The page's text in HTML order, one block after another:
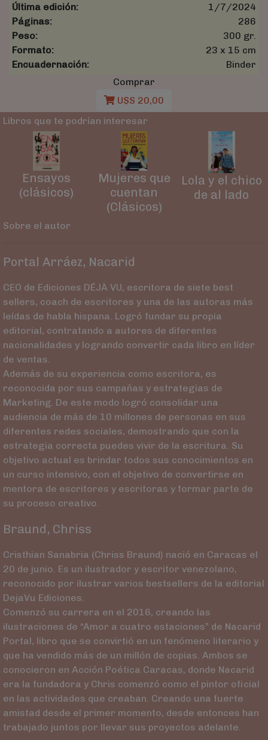
Última edición:
1/7/2024
Páginas:
286
Peso:
300 gr.
Formato:
23 x 15 cm
Encuadernación:
Binder
Comprar
U$S 20,00
Libros que te podrían interesar
Ensayos
(clásicos)
Mujeres que
cuentan
(Clásicos)
Lola y el chico
de al lado
Sobre el autor
Portal Arráez, Nacarid
CEO de Ediciones DÉJÀ VU, escritora de siete best
sellers, coach de escritores y una de las autoras más
leídas de habla hispana. Logró fundar su propia
editorial, contratando a autores de diferentes
nacionalidades y logrando convertir cada libro en líder
de ventas.
Además de su experiencia como escritora, es
reconocida por sus campañas y estrategias de
Marketing. De este modo logró consolidar una
audiencia de más de 10 millones de personas en sus
diferentes redes sociales, demostrando que con la
estrategia correcta puedes vivir de la escritura. Su
objetivo actual es brindar todos sus conocimientos en
un curso intensivo, con el objetivo de convertirse en
mentora de escritores y escritoras y formar parte de
su proceso creativo.
Braund, Chriss
Cristhian Sanabria (Chriss Braund) nació en Caracas el
20 de junio. Es un ilustrador y escritor venezolano,
reconocido por ilustrar varios bestsellers de la editorial
DejaVu Ediciones.
Comenzó su carrera en el 2016, creando las
ilustraciones de “Amor a cuatro estaciones” de Nacarid
Portal, libro que se convirtió en un fenómeno literario y
que ha vendido más de un millón de copias. Ambos se
conocieron en Acción Poética Caracas, donde Nacarid
era la fundadora y Chris comenzó como el pintor oficial
en las actividades que creaban. Creando una fuerte
amistad desde el primer momento, desde entonces han
trabajado juntos por llevar sus proyectos adelante.